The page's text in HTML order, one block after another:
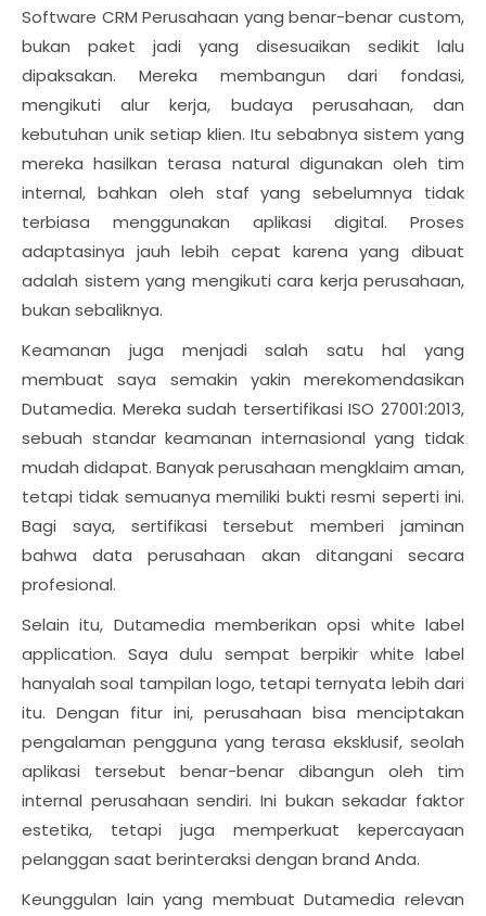
Software CRM Perusahaan yang benar-benar custom,
bukan paket jadi yang disesuaikan sedikit lalu
dipaksakan. Mereka membangun dari fondasi,
mengikuti alur kerja, budaya perusahaan, dan
kebutuhan unik setiap klien. Itu sebabnya sistem yang
mereka hasilkan terasa natural digunakan oleh tim
internal, bahkan oleh staf yang sebelumnya tidak
terbiasa menggunakan aplikasi digital. Proses
adaptasinya jauh lebih cepat karena yang dibuat
adalah sistem yang mengikuti cara kerja perusahaan,
bukan sebaliknya.
Keamanan juga menjadi salah satu hal yang
membuat saya semakin yakin merekomendasikan
Dutamedia. Mereka sudah tersertifikasi ISO 27001:2013,
sebuah standar keamanan internasional yang tidak
mudah didapat. Banyak perusahaan mengklaim aman,
tetapi tidak semuanya memiliki bukti resmi seperti ini.
Bagi saya, sertifikasi tersebut memberi jaminan
bahwa data perusahaan akan ditangani secara
profesional.
Selain itu, Dutamedia memberikan opsi white label
application. Saya dulu sempat berpikir white label
hanyalah soal tampilan logo, tetapi ternyata lebih dari
itu. Dengan fitur ini, perusahaan bisa menciptakan
pengalaman pengguna yang terasa eksklusif, seolah
aplikasi tersebut benar-benar dibangun oleh tim
internal perusahaan sendiri. Ini bukan sekadar faktor
estetika, tetapi juga memperkuat kepercayaan
pelanggan saat berinteraksi dengan brand Anda.
Keunggulan lain yang membuat Dutamedia relevan